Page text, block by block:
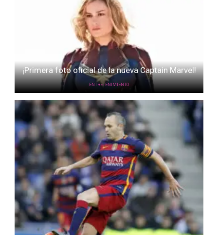
¡Primera foto oficial de la nueva Captain Marvel!
ENTRETENIMIENTO